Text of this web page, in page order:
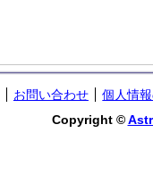
お問い合わせ
個人情
Copyright ©